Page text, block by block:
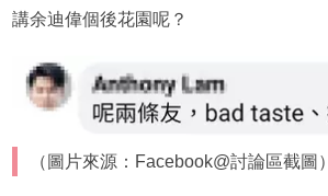
講余迪偉個後花園呢？
（圖片來源：Facebook@討論區截圖）